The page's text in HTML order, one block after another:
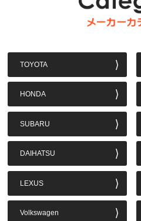
TOYOTA
HONDA
SUBARU
DAIHATSU
LEXUS
Volkswagen